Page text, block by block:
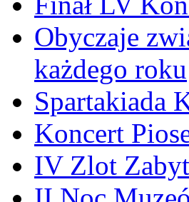
Obyczaje
każdego roku
Spartakiada
Koncert
IV Zlot